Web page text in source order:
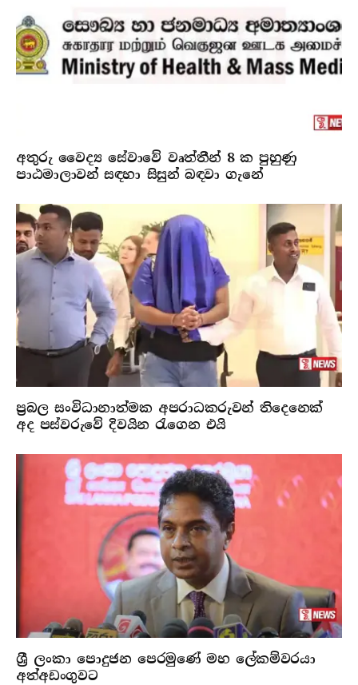
අතුරු වෛද්‍ය සේවාවේ වෘත්තීන් 8 ක පුහුණු
පාඨමාලාවන් සඳහා සිසුන් බඳවා ගැනේ
ප්‍රබල සංවිධානාත්මක අපරාධකරුවන් තිදෙනෙක්
අද පස්වරුවේ දිවයින රැගෙන එයි
ශ්‍රී ලංකා පොදුජන පෙරමුණේ මහ ලේකම්වරයා
අත්අඩංගුවට